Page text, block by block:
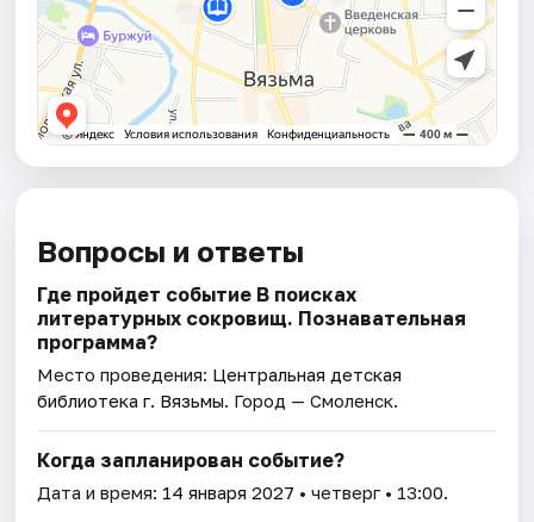
Вопросы и ответы
Где пройдет событие В поисках
литературных сокровищ. Познавательная
программа?
Место проведения: Центральная детская
библиотека г. Вязьмы. Город — Смоленск.
Когда запланирован событие?
Дата и время: 14 января 2027 • четверг • 13:00.